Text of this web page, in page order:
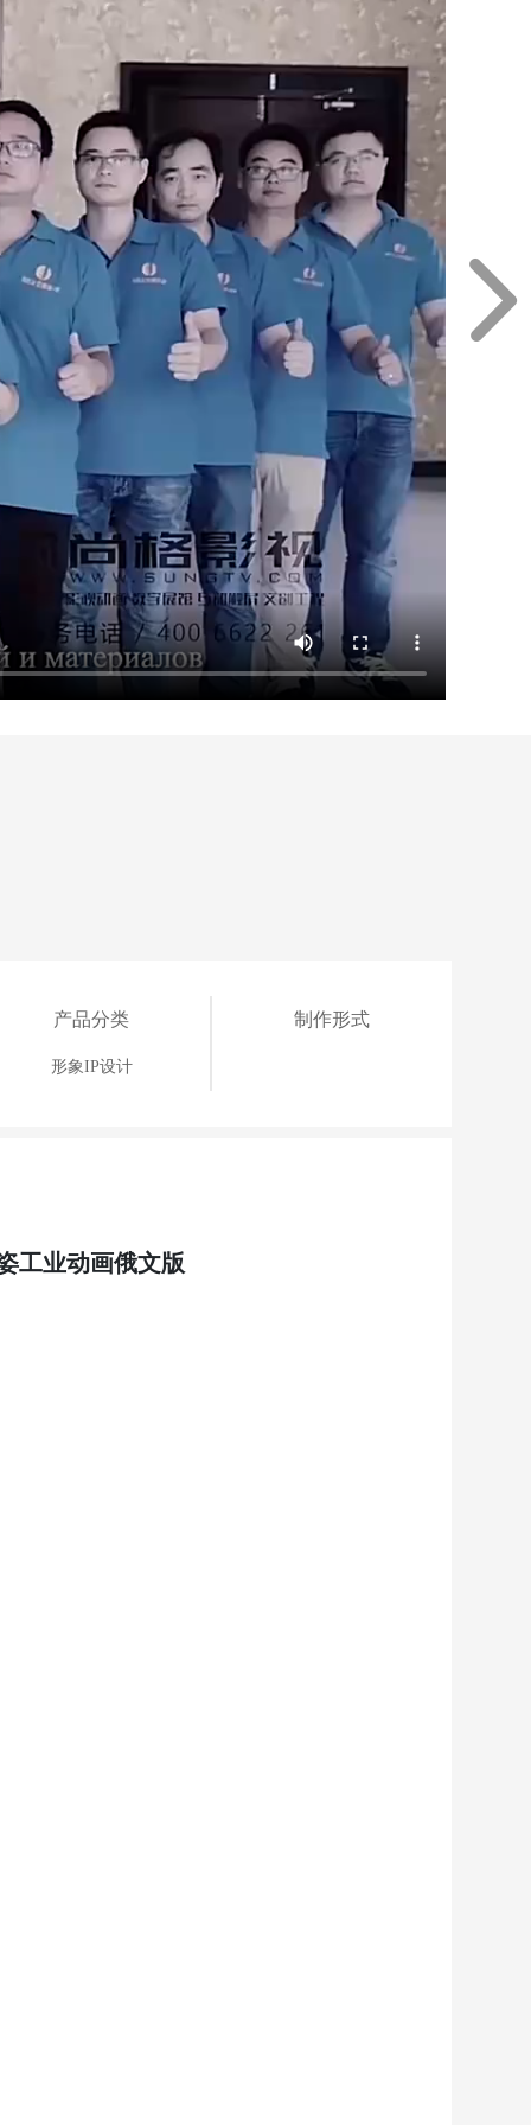
产品分类
形象IP设计
制作形式
工业动画俄文版